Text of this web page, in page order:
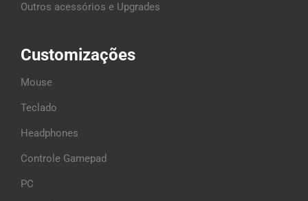
Customizações
Mouse
Teclado
Headphones
Controle Gamepad
PC
Outros acessórios e Upgrades